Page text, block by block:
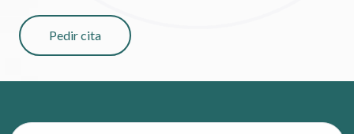
Pedir cita